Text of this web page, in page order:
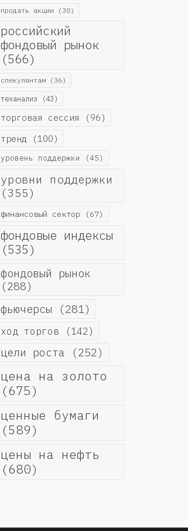
продать акции (30)
российский
фондовый рынок
(566)
спекулянтам(36)
теханализ (43)
торговая сессия (96)
тренд (100)
уровень поддержки (45)
уровни поддержки
(355)
финансовый сектор (67)
фондовые индексы
(535)
фондовый рынок
(288)
фьючерсы (281)
ход торгов (142)
цели роста (252)
цена на золото
(675)
ценные бумаги
(589)
цены на нефть
(680)